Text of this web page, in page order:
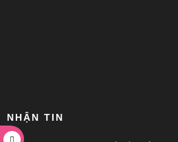
NHẬN TIN